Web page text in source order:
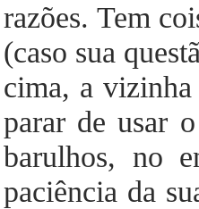
razões. Tem
(caso sua
cima, a vizinha
parar de usar
barulhos, no
paciência da